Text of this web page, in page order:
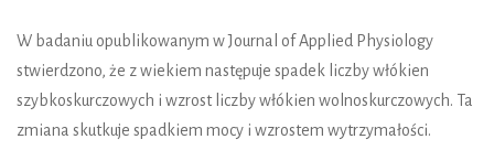
W badaniu opublikowanym w Journal of Applied Physiology
stwierdzono, że z wiekiem następuje spadek liczby włókien
szybkoskurczowych i wzrost liczby włókien wolnoskurczowych. Ta
zmiana skutkuje spadkiem mocy i wzrostem wytrzymałości.